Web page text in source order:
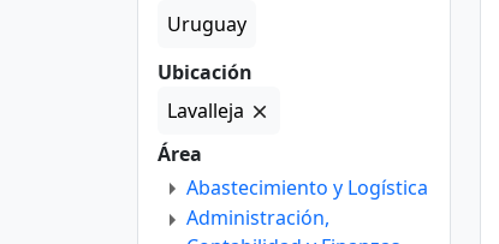
Uruguay
Ubicación
Lavalleja
Área
Abastecimiento y Logística
Administración,